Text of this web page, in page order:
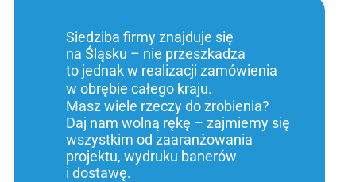
Siedziba firmy znajduje się
na Śląsku – nie przeszkadza
to jednak w realizacji zamówienia
w obrębie całego kraju.
Masz wiele rzeczy do zrobienia?
Daj nam wolną rękę – zajmiemy się
wszystkim od zaaranżowania
projektu, wydruku banerów
i dostawę.